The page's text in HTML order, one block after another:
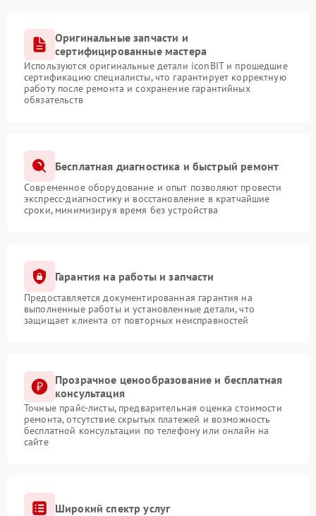
Оригинальные запчасти и
сертифицированные мастера
Используются оригинальные детали iconBIT и прошедшие
сертификацию специалисты, что гарантирует корректную
работу после ремонта и сохранение гарантийных
обязательств
Бесплатная диагностика и быстрый ремонт
Современное оборудование и опыт позволяют провести
экспресс-диагностику и восстановление в кратчайшие
сроки, минимизируя время без устройства
Гарантия на работы и запчасти
Предоставляется документированная гарантия на
выполненные работы и установленные детали, что
защищает клиента от повторных неисправностей
Прозрачное ценообразование и бесплатная
консультация
Точные прайс-листы, предварительная оценка стоимости
ремонта, отсутствие скрытых платежей и возможность
бесплатной консультации по телефону или онлайн на
сайте
Широкий спектр услуг